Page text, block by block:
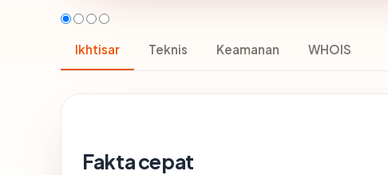
Ikhtisar Teknis Keamanan WHOIS
Fakta cepat